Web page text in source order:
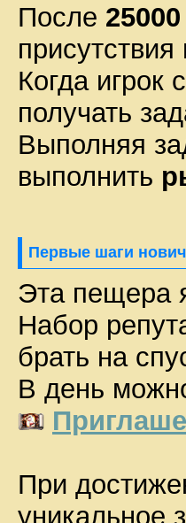
После
Когда игрок
получать
Выполняя
выполнить
Первые шаги
Эта пещера
Набор
брать на
В день
При
уникальное